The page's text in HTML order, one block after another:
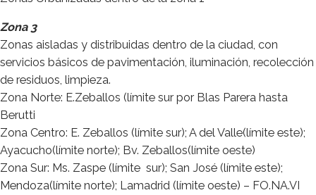
Zona 3
Zonas aisladas y distribuidas dentro de la ciudad, con
servicios básicos de pavimentación, iluminación, recolección
de residuos, limpieza.
Zona Norte: E.Zeballos (límite sur por Blas Parera hasta
Berutti
Zona Centro: E. Zeballos (límite sur); A del Valle(límite este);
Ayacucho(límite norte); Bv. Zeballos(límite oeste)
Zona Sur: Ms. Zaspe (límite sur); San José (límite este);
Mendoza(límite norte); Lamadrid (límite oeste) – FO.NA.VI